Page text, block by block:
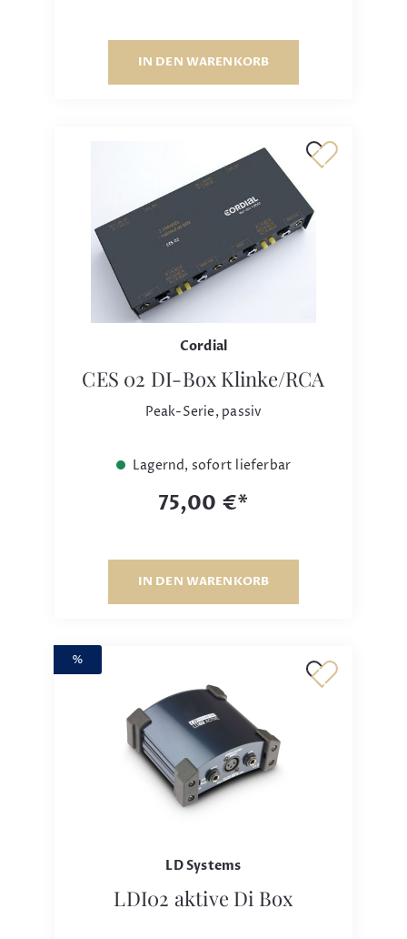
IN DEN WARENKORB
Cordial
CES 02 DI-Box Klinke/RCA
Peak-Serie, passiv
Lagernd, sofort lieferbar
75,00 €*
IN DEN WARENKORB
%
LD Systems
LDI02 aktive Di Box